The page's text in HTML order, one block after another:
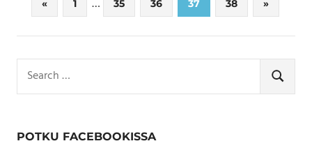
sivutus
«Previous
Posts
1 … 35 36 37 38
Next
Posts
»
Search
for:
SEARCH
POTKU FACEBOOKISSA